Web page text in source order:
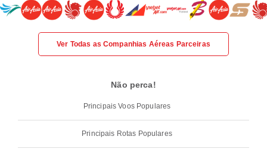
Ver Todas as Companhias Aéreas Parceiras
Não perca!
Principais Voos Populares
Principais Rotas Populares